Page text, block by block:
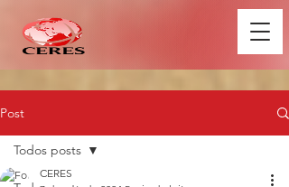
Post
Todos posts
CERES